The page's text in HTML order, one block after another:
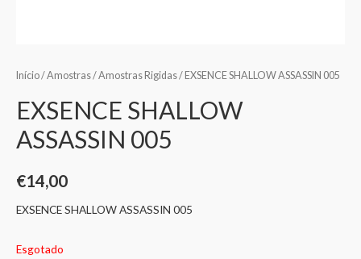
Início/Amostras/Amostras Rigidas/ EXSENCE SHALLOW ASSASSIN 005
EXSENCE SHALLOW
ASSASSIN 005
€14,00
EXSENCE SHALLOW ASSASSIN 005
Esgotado